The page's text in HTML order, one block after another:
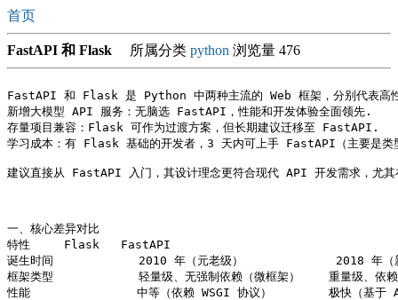
首页
FastAPI 和 Flask 所属分类 python 浏览量 476
FastAPI 和 Flask 是 Python 中两种主流的 Web 框架，分别代表高性
新增大模型 API 服务：无脑选 FastAPI，性能和开发体验全面领先.
存量项目兼容：Flask 可作为过渡方案，但长期建议迁移至 FastAPI.
学习成本：有 Flask 基础的开发者，3 天内可上手 FastAPI（主要是类
建议直接从 FastAPI 入门，其设计理念更符合现代 API 开发需求，尤其
一、核心差异对比
特性	Flask	FastAPI
诞生时间            2010 年（元老级）             2018 年（新
框架类型            轻量级、无强制依赖（微框架）    重量级、依赖
性能               中等（依赖 WSGI 协议）        极快（基于